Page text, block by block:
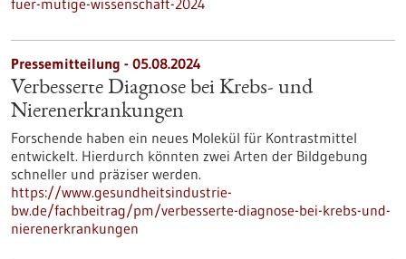
fuer-mutige-wissenschaft-2024
Pressemitteilung - 05.08.2024
Verbesserte Diagnose bei Krebs- und
Nierenerkrankungen
Forschende haben ein neues Molekül für Kontrastmittel
entwickelt. Hierdurch könnten zwei Arten der Bildgebung
schneller und präziser werden.
https://www.gesundheitsindustrie-
bw.de/fachbeitrag/pm/verbesserte-diagnose-bei-krebs-und-
nierenerkrankungen